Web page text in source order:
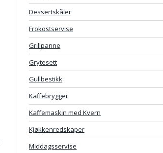
Dessertskåler
Frokostservise
Grillpanne
Grytesett
Gullbestikk
Kaffebrygger
Kaffemaskin med Kvern
Kjøkkenredskaper
Middagsservise